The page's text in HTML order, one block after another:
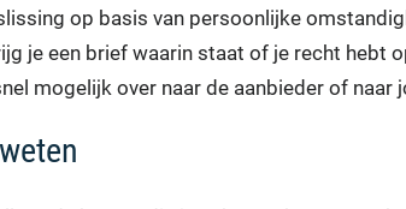
op basis van persoonlijke
je een brief waarin staat of je recht hebt
mogelijk over naar de aanbieder of naar